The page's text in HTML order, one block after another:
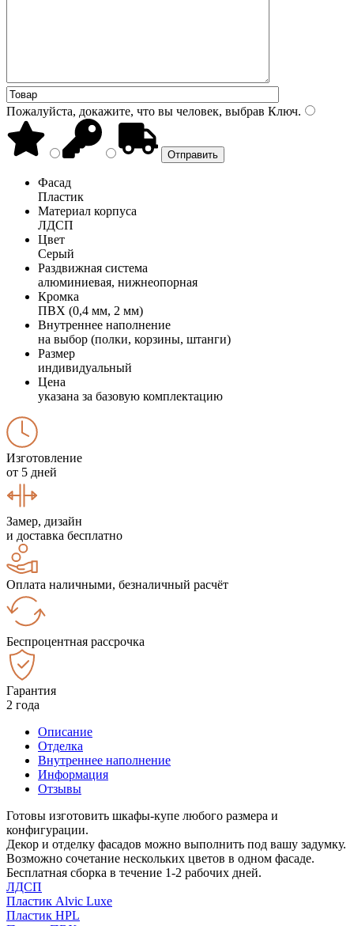
Пожалуйста, докажите, что вы человек, выбрав Ключ.
Фасад
Пластик
Материал корпуса
ЛДСП
Цвет
Серый
Раздвижная система
алюминиевая, нижнеопорная
Кромка
ПВХ (0,4 мм, 2 мм)
Внутреннее наполнение
на выбор (полки, корзины, штанги)
Размер
индивидуальный
Цена
указана за базовую комплектацию
Изготовление
от 5 дней
Замер, дизайн
и доставка бесплатно
Оплата наличными, безналичный расчёт
Беспроцентная рассрочка
Гарантия
2 года
Описание
Отделка
Внутреннее наполнение
Информация
Отзывы
Готовы изготовить шкафы-купе любого размера и
конфигурации.
Декор и отделку фасадов можно выполнить под вашу задумку.
Возможно сочетание нескольких цветов в одном фасаде.
Бесплатная сборка в течение 1-2 рабочих дней.
ЛДСП
Пластик Alvic Luxe
Пластик HPL